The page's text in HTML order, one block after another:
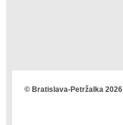
© Bratislava-Petržalka 2026